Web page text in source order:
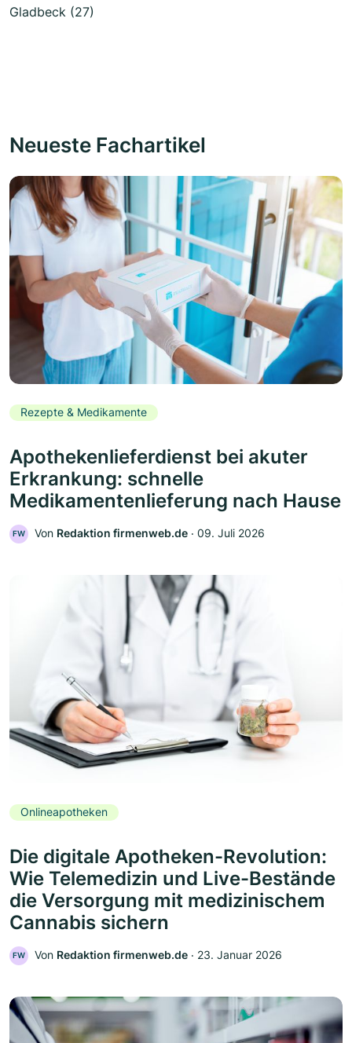
Gladbeck (27)
Neueste Fachartikel
Rezepte & Medikamente
Apothekenlieferdienst bei akuter
Erkrankung: schnelle
Medikamentenlieferung nach Hause
FW Von Redaktion firmenweb.de ‧ 09. Juli 2026
Onlineapotheken
Die digitale Apotheken-Revolution:
Wie Telemedizin und Live-Bestände
die Versorgung mit medizinischem
Cannabis sichern
FW Von Redaktion firmenweb.de ‧ 23. Januar 2026